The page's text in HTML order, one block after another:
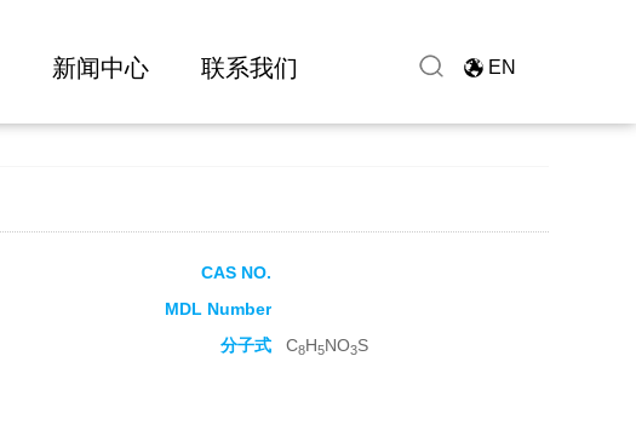
新闻中心 联系我们 EN
CAS NO.
MDL Number
分子式 C8H5NO3S